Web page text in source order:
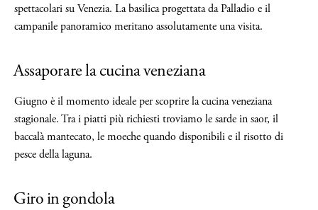
spettacolari su Venezia. La basilica progettata da Palladio e il
campanile panoramico meritano assolutamente una visita.
Assaporare la cucina veneziana
Giugno è il momento ideale per scoprire la cucina veneziana
stagionale. Tra i piatti più richiesti troviamo le sarde in saor, il
baccalà mantecato, le moeche quando disponibili e il risotto di
pesce della laguna.
Giro in gondola